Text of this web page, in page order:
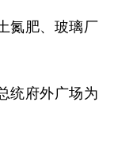
肥、玻璃厂
府外广场为